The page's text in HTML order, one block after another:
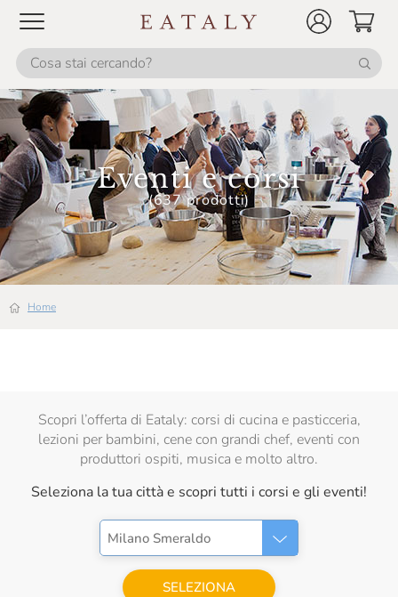
Eventi e corsi
(637 prodotti)
Home
Scopri l’offerta di Eataly: corsi di cucina e pasticceria,
lezioni per bambini, cene con grandi chef, eventi con
produttori ospiti, musica e molto altro.
Seleziona la tua città e scopri tutti i corsi e gli eventi!
Milano Smeraldo
SELEZIONA